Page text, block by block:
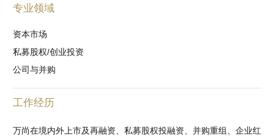
专业领域
资本市场
私募股权/创业投资
公司与并购
工作经历
万尚在境内外上市及再融资、私募股权投融资、并购重组、企业红